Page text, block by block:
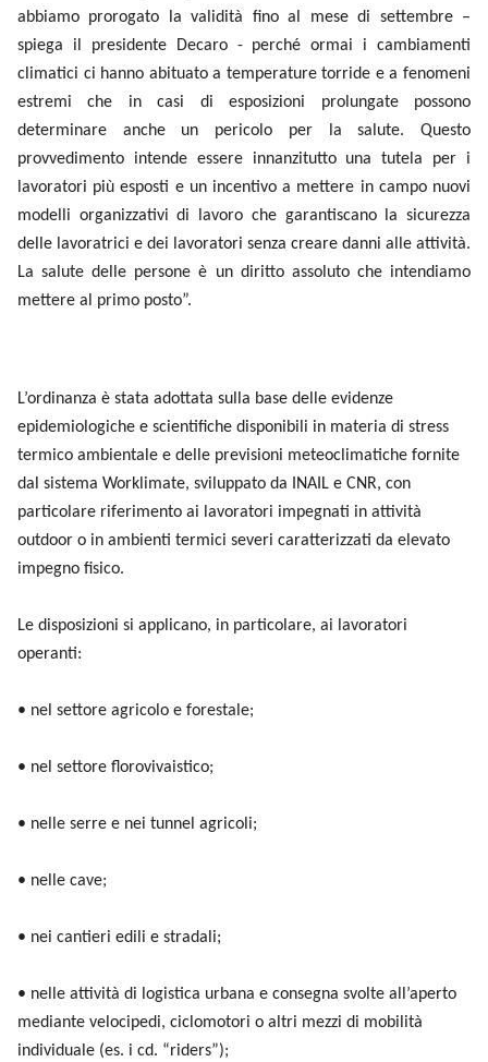
abbiamo prorogato la validità fino al mese di settembre –
spiega il presidente Decaro - perché ormai i cambiamenti
climatici ci hanno abituato a temperature torride e a fenomeni
estremi che in casi di esposizioni prolungate possono
determinare anche un pericolo per la salute. Questo
provvedimento intende essere innanzitutto una tutela per i
lavoratori più esposti e un incentivo a mettere in campo nuovi
modelli organizzativi di lavoro che garantiscano la sicurezza
delle lavoratrici e dei lavoratori senza creare danni alle attività.
La salute delle persone è un diritto assoluto che intendiamo
mettere al primo posto”.
L’ordinanza è stata adottata sulla base delle evidenze
epidemiologiche e scientifiche disponibili in materia di stress
termico ambientale e delle previsioni meteoclimatiche fornite
dal sistema Worklimate, sviluppato da INAIL e CNR, con
particolare riferimento ai lavoratori impegnati in attività
outdoor o in ambienti termici severi caratterizzati da elevato
impegno fisico.
Le disposizioni si applicano, in particolare, ai lavoratori
operanti:
• nel settore agricolo e forestale;
• nel settore florovivaistico;
• nelle serre e nei tunnel agricoli;
• nelle cave;
• nei cantieri edili e stradali;
• nelle attività di logistica urbana e consegna svolte all’aperto
mediante velocipedi, ciclomotori o altri mezzi di mobilità
individuale (es. i cd. “riders”);